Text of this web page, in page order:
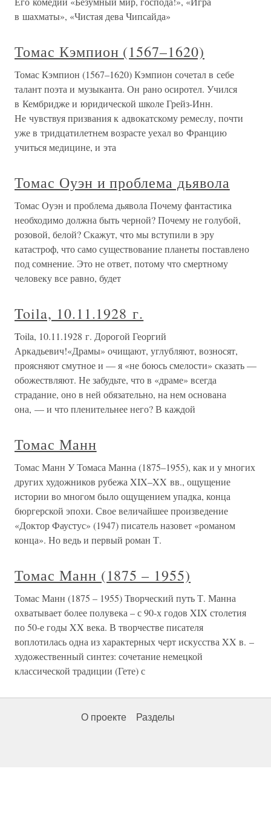
в шахматы», «Чистая дева Чипсайда»
Томас Кэмпион (1567–1620)
Томас Кэмпион (1567–1620) Кэмпион сочетал в себе
талант поэта и музыканта. Он рано осиротел. Учился
в Кембридже и юридической школе Грейз-Инн.
Не чувствуя призвания к адвокатскому ремеслу, почти
уже в тридцатилетнем возрасте уехал во Францию
учиться медицине, и эта
Томас Оуэн и проблема дьявола
Томас Оуэн и проблема дьявола Почему фантастика
необходимо должна быть черной? Почему не голубой,
розовой, белой? Скажут, что мы вступили в эру
катастроф, что само существование планеты поставлено
под сомнение. Это не ответ, потому что смертному
человеку все равно, будет
Toila, 10.11.1928 г.
Toila, 10.11.1928 г. Дорогой Георгий
Аркадьевич!«Драмы» очищают, углубляют, возносят,
проясняют смутное и — я «не боюсь смелости» сказать —
обожествляют. Не забудьте, что в «драме» всегда
страдание, оно в ней обязательно, на нем основана
она, — и что пленительнее него? В каждой
Томас Манн
Томас Манн У Томаса Манна (1875–1955), как и у многих
других художников рубежа XIX–XX вв., ощущение
истории во многом было ощущением упадка, конца
бюргерской эпохи. Свое величайшее произведение
«Доктор Фаустус» (1947) писатель назовет «романом
конца». Но ведь и первый роман Т.
Томас Манн (1875 – 1955)
Томас Манн (1875 – 1955) Творческий путь Т. Манна
охватывает более полувека – с 90-х годов XIX столетия
по 50-е годы XX века. В творчестве писателя
воплотилась одна из характерных черт искусства XX в. –
художественный синтез: сочетание немецкой
классической традиции (Гете) с
О проекте Разделы